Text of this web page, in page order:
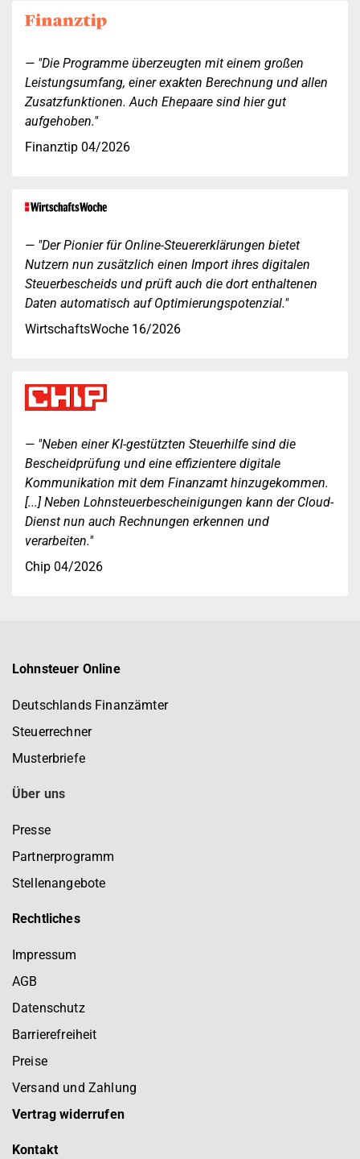
"Die Programme überzeugten mit einem großen
Leistungsumfang, einer exakten Berechnung und allen
Zusatzfunktionen. Auch Ehepaare sind hier gut
aufgehoben."
Finanztip 04/2026
"Der Pionier für Online-Steuererklärungen bietet
Nutzern nun zusätzlich einen Import ihres digitalen
Steuerbescheids und prüft auch die dort enthaltenen
Daten automatisch auf Optimierungspotenzial."
WirtschaftsWoche 16/2026
"Neben einer KI-gestützten Steuerhilfe sind die
Bescheidprüfung und eine effizientere digitale
Kommunikation mit dem Finanzamt hinzugekommen.
[...] Neben Lohnsteuerbescheinigungen kann der Cloud-
Dienst nun auch Rechnungen erkennen und
verarbeiten."
Chip 04/2026
Lohnsteuer Online
Deutschlands Finanzämter
Steuerrechner
Musterbriefe
Über uns
Presse
Partnerprogramm
Stellenangebote
Rechtliches
Impressum
AGB
Datenschutz
Barrierefreiheit
Preise
Versand und Zahlung
Vertrag widerrufen
Kontakt